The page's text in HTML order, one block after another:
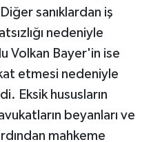
sanıklardan iş
nedeniyle
Volkan Bayer'in ise
etmesi nedeniyle
Eksik hususların
beyanları ve
mahkeme